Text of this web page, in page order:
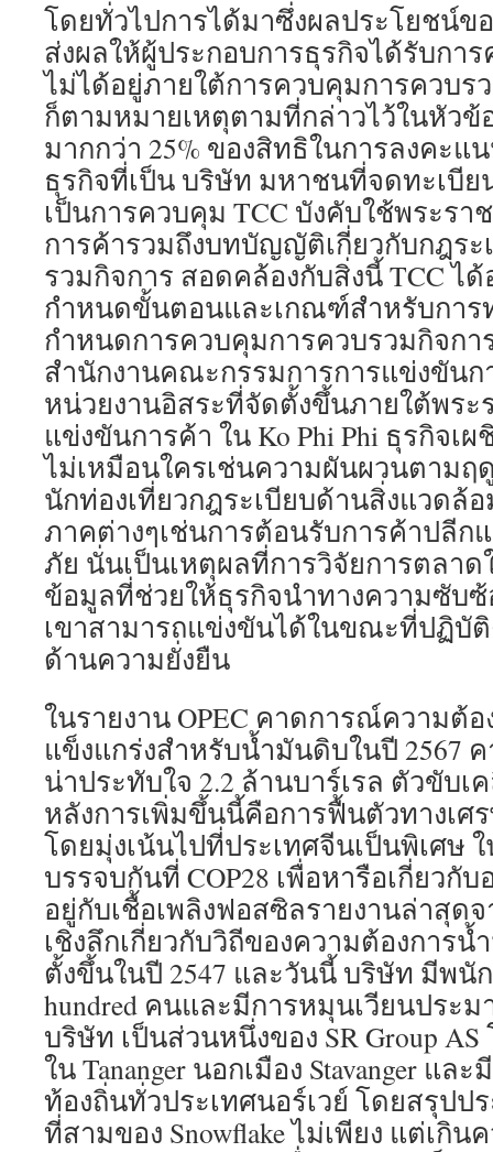
โดยทั่วไปการได้มาซึ่งผลประโยชน์
ส่งผลให้ผู้ประกอบการธุรกิจได้รับกา
ไม่ได้อยู่ภายใต้การควบคุมการควบร
ก็ตามหมายเหตุตามที่กล่าวไว้ในหัวข้
มากกว่า 25% ของสิทธิในการลงคะแ
ธุรกิจที่เป็น บริษัท มหาชนที่จดทะเบีย
เป็นการควบคุม TCC บังคับใช้พระร
การค้ารวมถึงบทบัญญัติเกี่ยวกับกฎร
รวมกิจการ สอดคล้องกับสิ่งนี้ TCC ไ
กำหนดขั้นตอนและเกณฑ์สำหรับการ
กำหนดการควบคุมการควบรวมกิจกา
สำนักงานคณะกรรมการการแข่งขันก
หน่วยงานอิสระที่จัดตั้งขึ้นภายใต้พร
แข่งขันการค้า ใน Ko Phi Phi ธุรกิจ
ไม่เหมือนใครเช่นความผันผวนตามฤ
นักท่องเที่ยวกฎระเบียบด้านสิ่งแวดล้
ภาคต่างๆเช่นการต้อนรับการค้าปลีก
ภัย นั่นเป็นเหตุผลที่การวิจัยการตลาด
ข้อมูลที่ช่วยให้ธุรกิจนำทางความซับ
เขาสามารถแข่งขันได้ในขณะที่ปฏิบัติ
ด้านความยั่งยืน
ในรายงาน OPEC คาดการณ์ความต้
แข็งแกร่งสำหรับน้ำมันดิบในปี 2567
น่าประทับใจ 2.2 ล้านบาร์เรล ตัวขับเ
หลังการเพิ่มขึ้นนี้คือการฟื้นตัวทางเ
โดยมุ่งเน้นไปที่ประเทศจีนเป็นพิเศษ
บรรจบกันที่ COP28 เพื่อหารือเกี่ยวกั
อยู่กับเชื้อเพลิงฟอสซิลรายงานล่าสุดจ
เชิงลึกเกี่ยวกับวิถีของความต้องการน้
ตั้งขึ้นในปี 2547 และวันนี้ บริษัท มีพนั
hundred คนและมีการหมุนเวียนประม
บริษัท เป็นส่วนหนึ่งของ SR Group
ใน Tananger นอกเมือง Stavanger แล
ท้องถิ่นทั่วประเทศนอร์เวย์ โดยสรุป
ที่สามของ Snowflake ไม่เพียง แต่เกิ